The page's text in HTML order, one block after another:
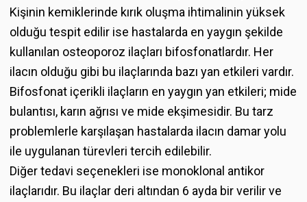
Kişinin kemiklerinde kırık oluşma ihtimalinin yüksek
olduğu tespit edilir ise hastalarda en yaygın şekilde
kullanılan osteoporoz ilaçları bifosfonatlardır. Her
ilacın olduğu gibi bu ilaçlarında bazı yan etkileri vardır.
Bifosfonat içerikli ilaçların en yaygın yan etkileri; mide
bulantısı, karın ağrısı ve mide ekşimesidir. Bu tarz
problemlerle karşılaşan hastalarda ilacın damar yolu
ile uygulanan türevleri tercih edilebilir.
Diğer tedavi seçenekleri ise monoklonal antikor
ilaçlarıdır. Bu ilaçlar deri altından 6 ayda bir verilir ve